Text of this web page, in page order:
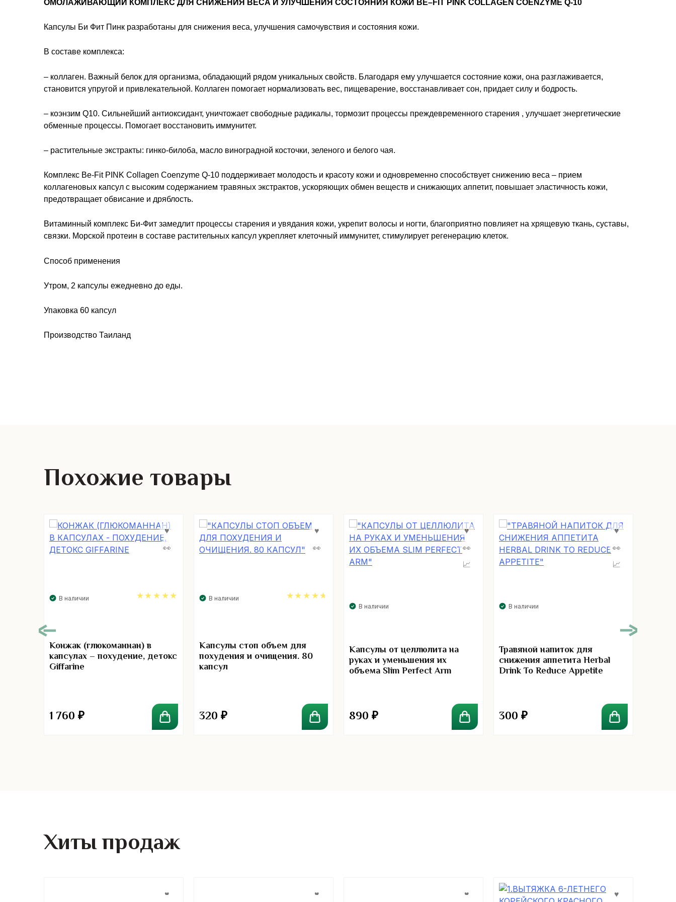
ОМОЛАЖИВАЮЩИЙ КОМПЛЕКС ДЛЯ СНИЖЕНИЯ ВЕСА И УЛУЧШЕНИЯ СОСТОЯНИЯ КОЖИ BE–FIT PINK COLLAGEN COENZYME Q-10
Капсулы Би Фит Пинк разработаны для снижения веса, улучшения самочувствия и состояния кожи.
В составе комплекса:
– коллаген. Важный белок для организма, обладающий рядом уникальных свойств. Благодаря ему улучшается состояние кожи, она разглаживается,
становится упругой и привлекательной. Коллаген помогает нормализовать вес, пищеварение, восстанавливает сон, придает силу и бодрость.
– коэнзим Q10. Сильнейший антиоксидант, уничтожает свободные радикалы, тормозит процессы преждевременного старения , улучшает энергетические
обменные процессы. Помогает восстановить иммунитет.
– растительные экстракты: гинко-билоба, масло виноградной косточки, зеленого и белого чая.
Комплекс Be-Fit PINK Collagen Coenzyme Q-10 поддерживает молодость и красоту кожи и одновременно способствует снижению веса – прием
коллагеновых капсул с высоким содержанием травяных экстрактов, ускоряющих обмен веществ и снижающих аппетит, повышает эластичность кожи,
предотвращает обвисание и дряблость.
Витаминный комплекс Би-Фит замедлит процессы старения и увядания кожи, укрепит волосы и ногти, благоприятно повлияет на хрящевую ткань, суставы,
связки. Морской протеин в составе растительных капсул укрепляет клеточный иммунитет, стимулирует регенерацию клеток.
Способ применения
Утром, 2 капсулы ежедневно до еды.
Упаковка 60 капсул
Производство Таиланд
Похожие товары
В наличии
Конжак (глюкоманнан) в
капсулах – похудение, детокс
Giffarine
1 760 ₽
В наличии
Капсулы стоп объем для
похудения и очищения. 80
капсул
320 ₽
В наличии
Капсулы от целлюлита на
руках и уменьшения их
объема Slim Perfect Arm
890 ₽
В наличии
Травяной напиток для
снижения аппетита Herbal
Drink To Reduce Appetite
300 ₽
Хиты продаж